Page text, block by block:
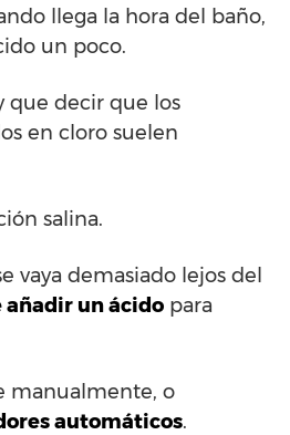
llega la hora del baño,
un poco.
que decir que los
en cloro suelen
salina.
vaya demasiado lejos del
añadir un ácido para
manualmente, o
automáticos.